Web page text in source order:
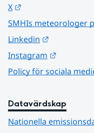
X
SMHIs meteorologer
Linkedin
Instagram
Policy för sociala
Datavärdskap
Nationella